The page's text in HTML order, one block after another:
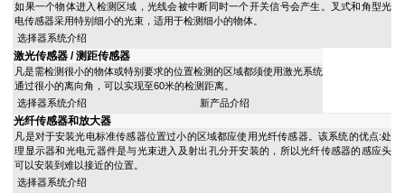
如果一个物体进入检测区域，光线会被中断同时一个开关信号会产生。叉式和角型光
电传感器采用特别细小的光束，适用于检测细小的物体。
选择器系统介绍
激光传感器 / 测距传感器
凡是需检测很小的物体或特别要求的位置检测的区域都须使用激光系统
通过很小的离向角，可以实现至60米的检测距离。
选择器系统介绍
新产品介绍
光纤传感器和放大器
凡是对于安装光电标准传感器位置过小的区域都应使用光纤传感器。该系统的优点:处
理显示器和光电元器件是与光束进入及射出孔分开安装的，所以光纤传感器的感应头
可以安装到难以接近的位置。
选择器系统介绍